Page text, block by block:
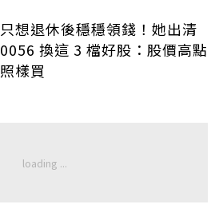
只想退休後穩穩領錢！她出清
0056 換這 3 檔好股：股價高點
照樣買